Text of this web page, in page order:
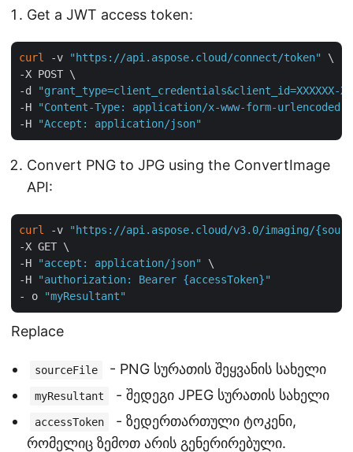
Get a JWT access token:
curl -v "https://api.aspose.cloud/connect/token"
\
-X POST \
-d
"grant_type=client_credentials&client_id=XXXXXX-
-H
"Content-Type: application/x-www-form-urlencoded"
-H
"Accept: application/json"
Convert PNG to JPG using the ConvertImage
API:
curl -v
"https://api.aspose.cloud/v3.0/imaging/
-X GET \
-H
"accept: application/json"
\
-H
"authorization: Bearer {accessToken}"
- o
"myResultant"
Replace
sourceFile - PNG სურათის შეყვანის სახელი
myResultant - შედეგი JPEG სურათის სახელი
accessToken
- ზედერთართული ტოკენი,
რომელიც ზემოთ არის გენერირებული.